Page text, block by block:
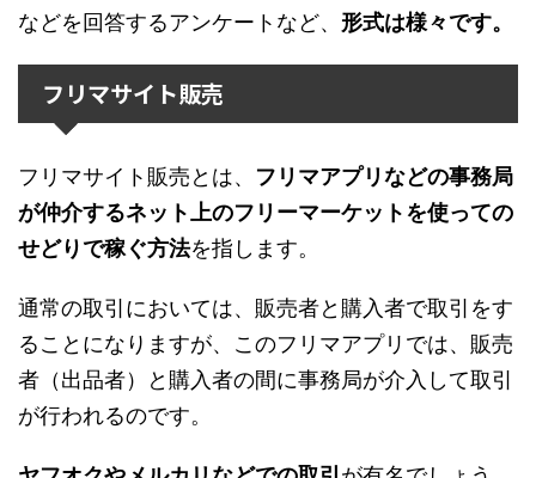
などを回答するアンケートなど、 形式は様々です。
フリマサイト販売
フリマサイト販売とは、 フリマアプリなどの事務局
が仲介するネット上のフリーマーケットを使っての
せどりで稼ぐ方法を指します。
通常の取引においては、販売者と購入者で取引をす
ることになりますが、このフリマアプリでは、販売
者（出品者）と購入者の間に事務局が介入して取引
が行われるのです。